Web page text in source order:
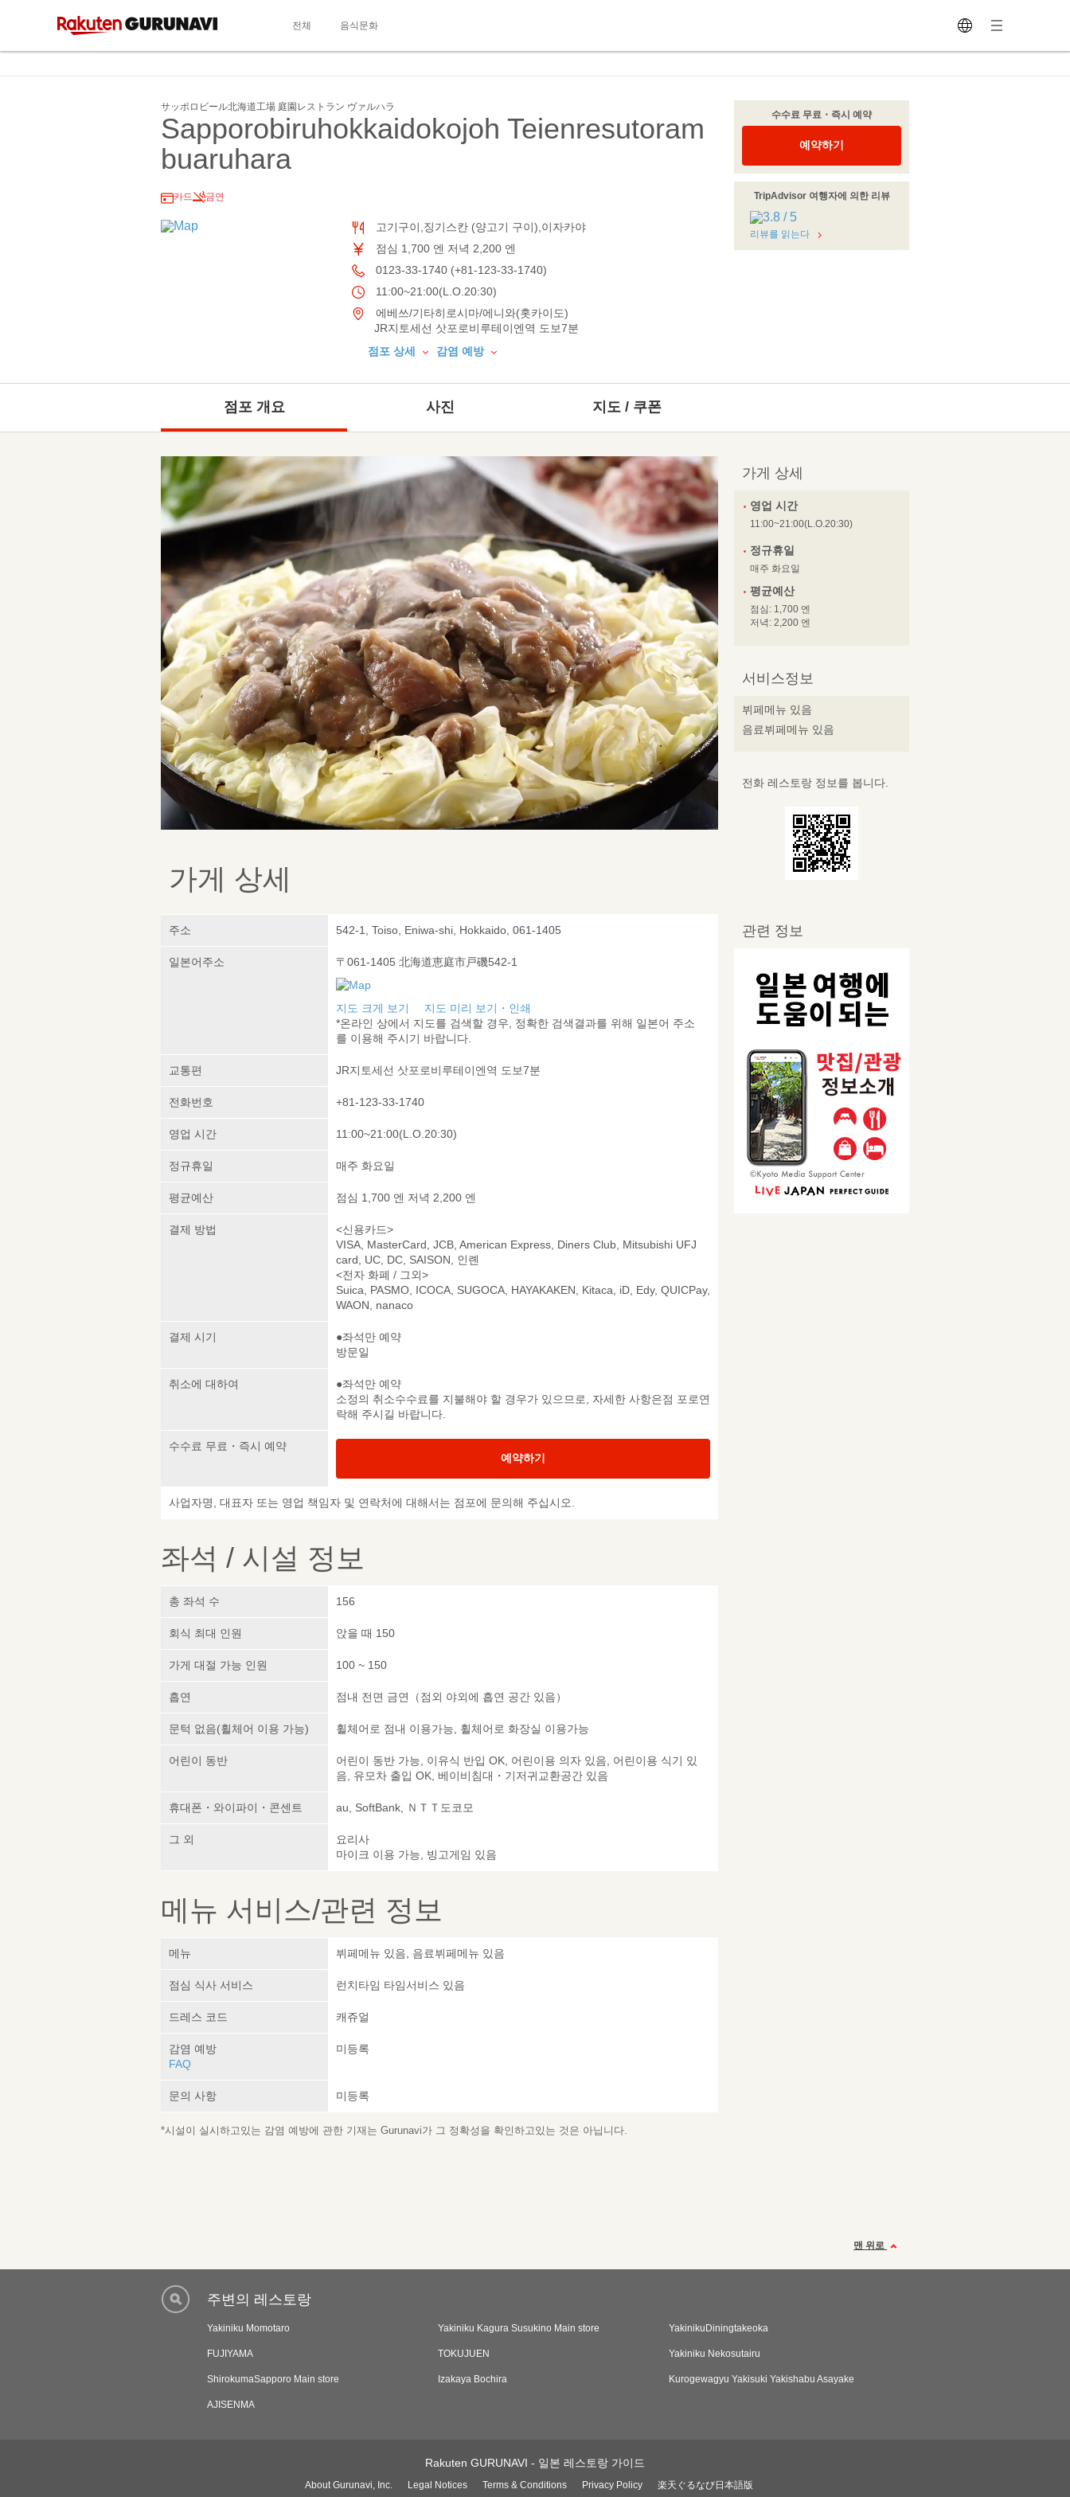
전체 음식문화
サッポロビール北海道工場 庭園レストラン ヴァルハラ
Sapporobiruhokkaidokojoh Teienresutoram
buaruhara
카드 금연
고기구이,징기스칸 (양고기 구이),이자카야
점심 1,700 엔 저녁 2,200 엔
0123-33-1740 (+81-123-33-1740)
11:00~21:00(L.O.20:30)
에베쓰/기타히로시마/에니와(홋카이도)
JR지토세선 삿포로비루테이엔역 도보7분
점포 상세
감염 예방
수수료 무료・즉시 예약
예약하기
TripAdvisor 여행자에 의한 리뷰
리뷰를 읽는다
점포 개요 사진 지도 / 쿠폰
가게 상세
주소 542-1, Toiso, Eniwa-shi, Hokkaido, 061-1405
일본어주소 〒061-1405 北海道恵庭市戸磯542-1
지도 크게 보기
지도 미리 보기・인쇄
*온라인 상에서 지도를 검색할 경우, 정확한 검색결과를 위해 일본어 주소
를 이용해 주시기 바랍니다.
교통편 JR지토세선 삿포로비루테이엔역 도보7분
전화번호 +81-123-33-1740
영업 시간 11:00~21:00(L.O.20:30)
정규휴일 매주 화요일
평균예산 점심 1,700 엔 저녁 2,200 엔
결제 방법
<신용카드>
VISA, MasterCard, JCB, American Express, Diners Club, Mitsubishi UFJ
card, UC, DC, SAISON, 인롄
<전자 화폐 / 그외>
Suica, PASMO, ICOCA, SUGOCA, HAYAKAKEN, Kitaca, iD, Edy, QUICPay,
WAON, nanaco
결제 시기
●좌석만 예약
방문일
취소에 대하여
●좌석만 예약
소정의 취소수수료를 지불해야 할 경우가 있으므로, 자세한 사항은점 포로연
락해 주시길 바랍니다.
수수료 무료・즉시 예약
예약하기
사업자명, 대표자 또는 영업 책임자 및 연락처에 대해서는 점포에 문의해 주십시오.
좌석 / 시설 정보
총 좌석 수 156
회식 최대 인원 앉을 때 150
가게 대절 가능 인원 100 ~ 150
흡연 점내 전면 금연（점외 야외에 흡연 공간 있음）
문턱 없음(휠체어 이용 가능) 휠체어로 점내 이용가능, 휠체어로 화장실 이용가능
어린이 동반
어린이 동반 가능, 이유식 반입 OK, 어린이용 의자 있음, 어린이용 식기 있
음, 유모차 출입 OK, 베이비침대・기저귀교환공간 있음
휴대폰・와이파이・콘센트 au, SoftBank, ＮＴＴ도코모
그 외
요리사
마이크 이용 가능, 빙고게임 있음
메뉴 서비스/관련 정보
메뉴 뷔페메뉴 있음, 음료뷔페메뉴 있음
점심 식사 서비스 런치타임 타임서비스 있음
드레스 코드 캐쥬얼
감염 예방
FAQ
미등록
문의 사항 미등록
*시설이 실시하고있는 감염 예방에 관한 기재는 Gurunavi가 그 정확성을 확인하고있는 것은 아닙니다.
가게 상세
영업 시간
11:00~21:00(L.O.20:30)
정규휴일
매주 화요일
평균예산
점심: 1,700 엔
저녁: 2,200 엔
서비스정보
뷔페메뉴 있음
음료뷔페메뉴 있음
전화 레스토랑 정보를 봅니다.
관련 정보
맨 위로
주변의 레스토랑
Yakiniku Momotaro Yakiniku Kagura Susukino Main store YakinikuDiningtakeoka
FUJIYAMA TOKUJUEN Yakiniku Nekosutairu
ShirokumaSapporo Main store Izakaya Bochira Kurogewagyu Yakisuki Yakishabu Asayake
AJISENMA
Rakuten GURUNAVI - 일본 레스토랑 가이드
About Gurunavi, Inc. Legal Notices Terms & Conditions Privacy Policy 楽天ぐるなび日本語版